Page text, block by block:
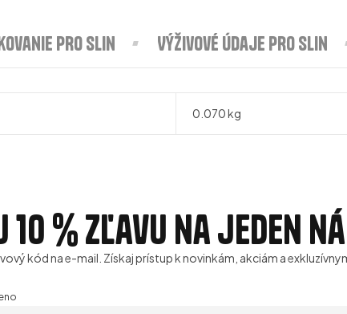
PRO Slin Výživové údaje PRO Slin
0.070 kg
% zľavu na jeden
kód na e-mail. Získaj prístup k novinkám, akciám a